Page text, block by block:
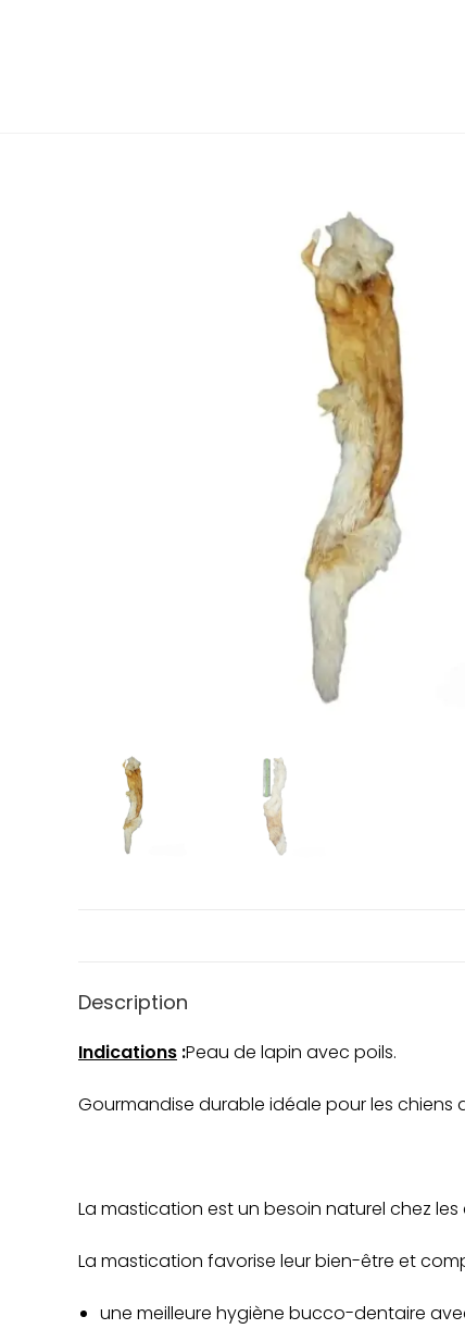
Description
Indications :Peau de lapin avec poils.
Gourmandise durable idéale pour les chiens
La mastication est un besoin naturel chez
La mastication favorise leur bien-être et
une meilleure hygiène bucco-dentaire